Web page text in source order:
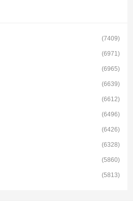
(7409)
(6971)
(6965)
(6639)
(6612)
(6496)
(6426)
(6328)
(5860)
(5813)